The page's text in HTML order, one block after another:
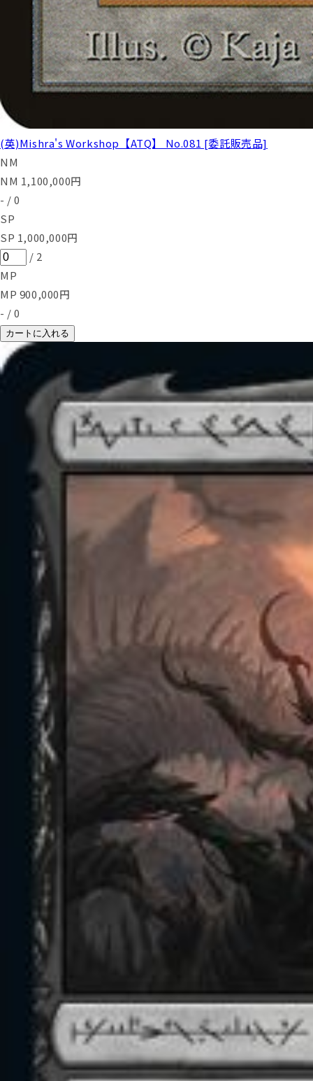
(英)Mishra's Workshop【ATQ】 No.081 [委託販売品]
NM
NM 1,100,000円
- / 0
SP
SP 1,000,000円
/ 2
MP
MP 900,000円
- / 0
カートに入れる